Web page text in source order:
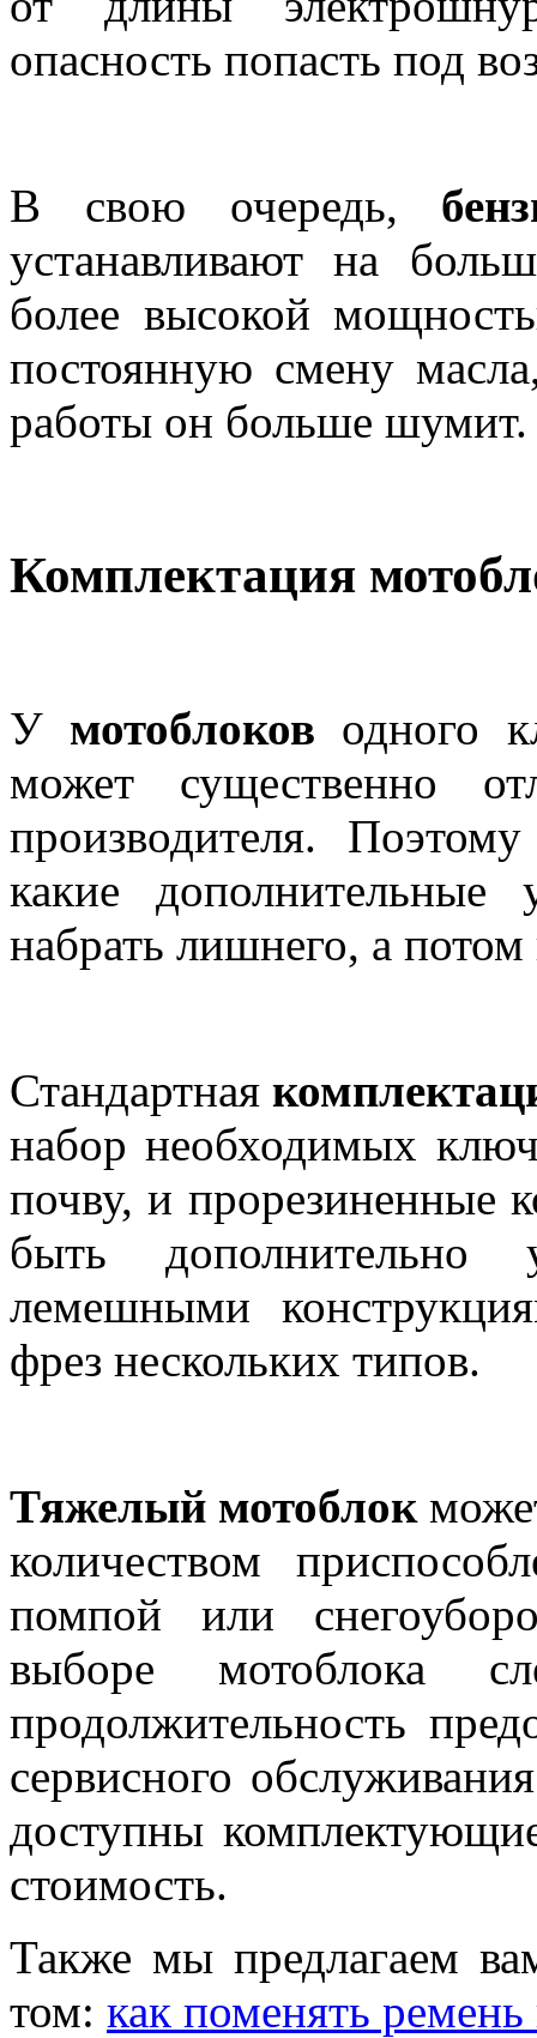
опасность попасть под
В свою очередь,
устанавливают на
более высокой
постоянную смену
работы он больше шумит.
Комплектация
У мотоблоков одного
может существенно
производителя.
какие
набрать лишнего, а
Стандартная
набор необходимых
почву, и прорезиненные
быть дополнительно
лемешными
фрез нескольких типов.
Тяжелый мотоблок
количеством
помпой или
выборе мотоблока
продолжительность
сервисного
доступны
стоимость.
Также мы предлагаем
том: как поменять